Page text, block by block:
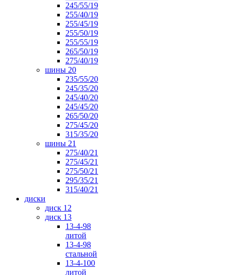
245/55/19
255/40/19
255/45/19
255/50/19
255/55/19
265/50/19
275/40/19
шины 20
235/55/20
245/35/20
245/40/20
245/45/20
265/50/20
275/45/20
315/35/20
шины 21
275/40/21
275/45/21
275/50/21
295/35/21
315/40/21
диски
диск 12
диск 13
13-4-98
литой
13-4-98
стальной
13-4-100
литой